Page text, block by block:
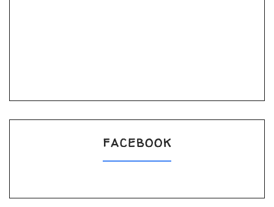
FACEBOOK